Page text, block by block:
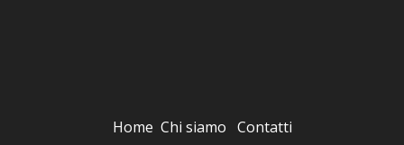
Home Chi siamo Contatti